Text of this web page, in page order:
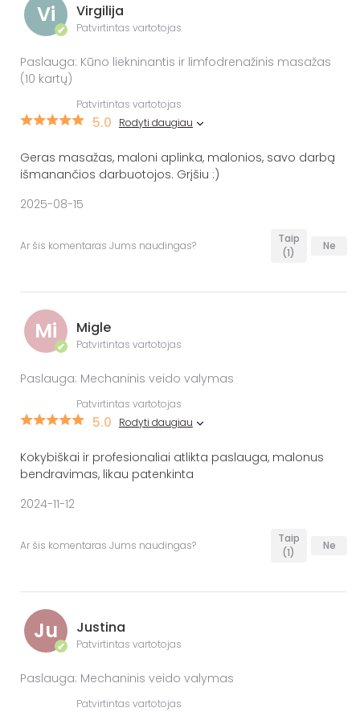
Vi
✔
Virgilija
Patvirtintas vartotojas
Paslauga: Kūno liekninantis ir limfodrenažinis masažas
(10 kartų)
Patvirtintas vartotojas
5.0 Rodyti daugiau
Geras masažas, maloni aplinka, malonios, savo darbą
išmanančios darbuotojos. Grįšiu :)
2025-08-15
Ar šis komentaras Jums naudingas?
Taip
(1)
Ne
Mi
✔
Migle
Patvirtintas vartotojas
Paslauga: Mechaninis veido valymas
Patvirtintas vartotojas
5.0 Rodyti daugiau
Kokybiškai ir profesionaliai atlikta paslauga, malonus
bendravimas, likau patenkinta
2024-11-12
Ar šis komentaras Jums naudingas?
Taip
(1)
Ne
Ju
✔
Justina
Patvirtintas vartotojas
Paslauga: Mechaninis veido valymas
Patvirtintas vartotojas